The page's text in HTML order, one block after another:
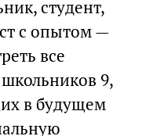
студент,
с опытом —
все
9,
в будущем